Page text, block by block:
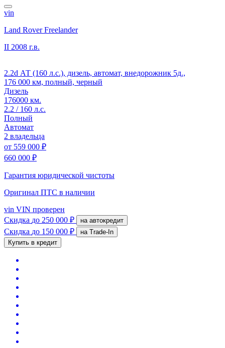
vin
Land Rover Freelander
II 2008 г.в.
2.2d АТ (160 л.с.), дизель, автомат, внедорожник 5д.,
176 000 км, полный, черный
Дизель
176000 км.
2.2 / 160 л.с.
Полный
Автомат
2 владельца
от 559 000 ₽
660 000 ₽
Гарантия юридической чистоты
Оригинал ПТС в наличии
vin VIN проверен
Скидка до 250 000 ₽ на автокредит
Скидка до 150 000 ₽
на Trade-In
Купить в кредит